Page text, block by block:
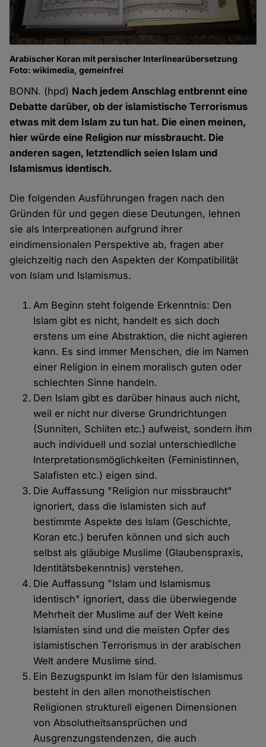
Arabischer Koran mit persischer Interlinearübersetzung
Foto: wikimedia, gemeinfrei
BONN. (hpd) Nach jedem Anschlag entbrennt eine
Debatte darüber, ob der islamistische Terrorismus
etwas mit dem Islam zu tun hat. Die einen meinen,
hier würde eine Religion nur missbraucht. Die
anderen sagen, letztendlich seien Islam und
Islamismus identisch.
Die folgenden Ausführungen fragen nach den
Gründen für und gegen diese Deutungen, lehnen
sie als Interpreationen aufgrund ihrer
eindimensionalen Perspektive ab, fragen aber
gleichzeitig nach den Aspekten der Kompatibilität
von Islam und Islamismus.
Am Beginn steht folgende Erkenntnis: Den
Islam gibt es nicht, handelt es sich doch
erstens um eine Abstraktion, die nicht agieren
kann. Es sind immer Menschen, die im Namen
einer Religion in einem moralisch guten oder
schlechten Sinne handeln.
Den Islam gibt es darüber hinaus auch nicht,
weil er nicht nur diverse Grundrichtungen
(Sunniten, Schiiten etc.) aufweist, sondern ihm
auch individuell und sozial unterschiedliche
Interpretationsmöglichkeiten (Feministinnen,
Salafisten etc.) eigen sind.
Die Auffassung "Religion nur missbraucht"
ignoriert, dass die Islamisten sich auf
bestimmte Aspekte des Islam (Geschichte,
Koran etc.) berufen können und sich auch
selbst als gläubige Muslime (Glaubenspraxis,
Identitätsbekenntnis) verstehen.
Die Auffassung "Islam und Islamismus
identisch" ignoriert, dass die überwiegende
Mehrheit der Muslime auf der Welt keine
Islamisten sind und die meisten Opfer des
islamistischen Terrorismus in der arabischen
Welt andere Muslime sind.
Ein Bezugspunkt im Islam für den Islamismus
besteht in den allen monotheistischen
Religionen strukturell eigenen Dimensionen
von Absolutheitsansprüchen und
Ausgrenzungstendenzen, die auch